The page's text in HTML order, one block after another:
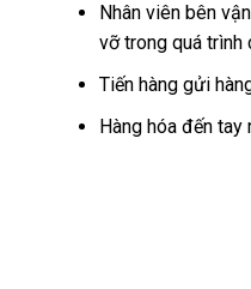
Nhân viên bên
vỡ trong quá trình
Tiến hàng gửi
Hàng hóa đến tay